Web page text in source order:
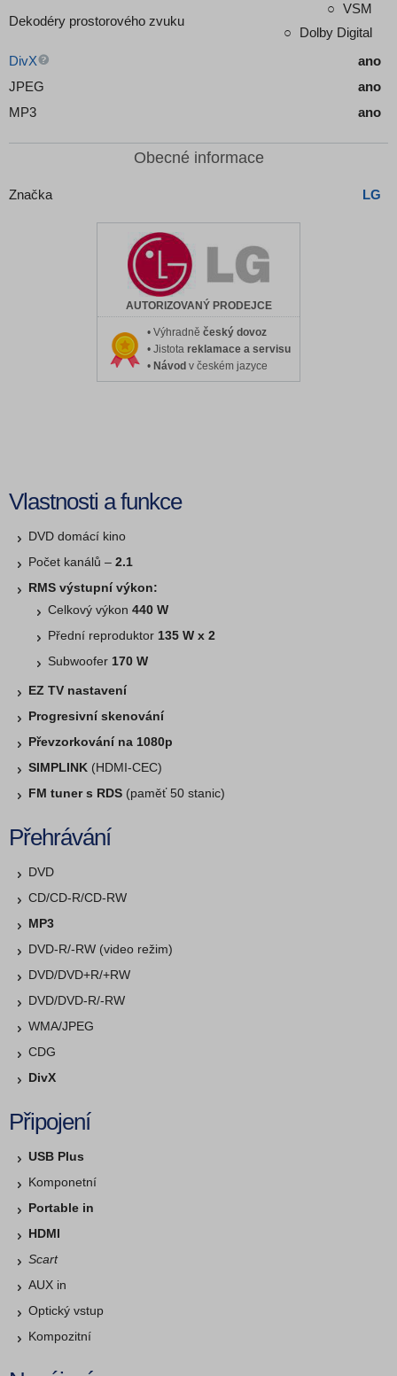
Dekodéry prostorového zvuku
VSM
Dolby Digital
DivX
ano
JPEG
ano
MP3
ano
Obecné informace
Značka LG
AUTORIZOVANÝ PRODEJCE
• Výhradně český dovoz
• Jistota reklamace a servisu
• Návod v českém jazyce
Vlastnosti a funkce
DVD domácí kino
Počet kanálů – 2.1
RMS výstupní výkon:
Celkový výkon 440 W
Přední reproduktor 135 W x 2
Subwoofer 170 W
EZ TV nastavení
Progresivní skenování
Převzorkování na 1080p
SIMPLINK (HDMI-CEC)
FM tuner s RDS (paměť 50 stanic)
Přehrávání
DVD
CD/CD-R/CD-RW
MP3
DVD-R/-RW (video režim)
DVD/DVD+R/+RW
DVD/DVD-R/-RW
WMA/JPEG
CDG
DivX
Připojení
USB Plus
Komponetní
Portable in
HDMI
Scart
AUX in
Optický vstup
Kompozitní